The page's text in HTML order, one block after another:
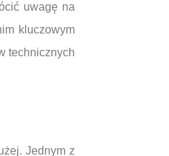
uwagę na
kluczowym
technicznych
Jednym z